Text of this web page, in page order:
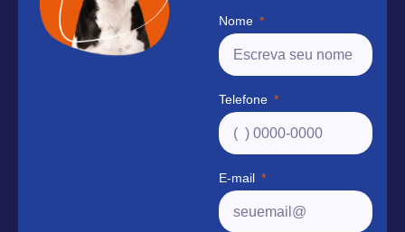
Nome
Telefone
E-mail